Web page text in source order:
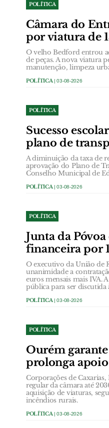
POLÍTICA
Câmara do
por viatura de
O velho Bedford entrou
de peças. A nova viatura
manutenção, limpeza
POLÍTICA | 03-08-2026
POLÍTICA
Sucesso
plano de
A diminuição da taxa de
aprovação do Plano de
Conselho Municipal de
POLÍTICA | 03-08-2026
POLÍTICA
Junta da
financeira por
O executivo da União de
unanimidade a
euros mensais mais IVA.
pública para ser discutida
POLÍTICA | 03-08-2026
POLÍTICA
Ourém
prolonga
Corporações de
regular da câmara até
aquisição de viaturas,
incêndios rurais.
POLÍTICA | 03-08-2026